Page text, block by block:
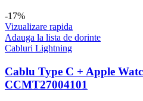
-17%
Vizualizare rapida
Adauga la lista de dorinte
Cabluri Lightning
Cablu Type C + Apple
CCMT27004101